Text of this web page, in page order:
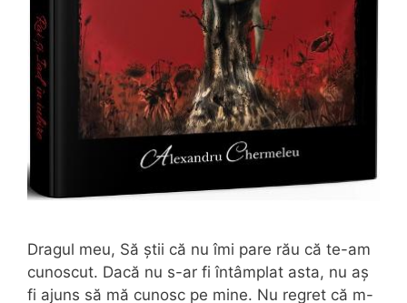
Dragul meu, Să știi că nu îmi pare rău că te-am
cunoscut. Dacă nu s-ar fi întâmplat asta, nu aș
fi ajuns să mă cunosc pe mine. Nu regret că m-